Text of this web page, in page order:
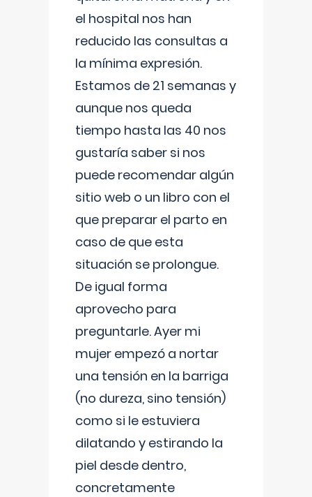
el hospital nos han
reducido las consultas a
la mínima expresión.
Estamos de 21 semanas y
aunque nos queda
tiempo hasta las 40 nos
gustaría saber si nos
puede recomendar algún
sitio web o un libro con el
que preparar el parto en
caso de que esta
situación se prolongue.
De igual forma
aprovecho para
preguntarle. Ayer mi
mujer empezó a nortar
una tensión en la barriga
(no dureza, sino tensión)
como si le estuviera
dilatando y estirando la
piel desde dentro,
concretamente